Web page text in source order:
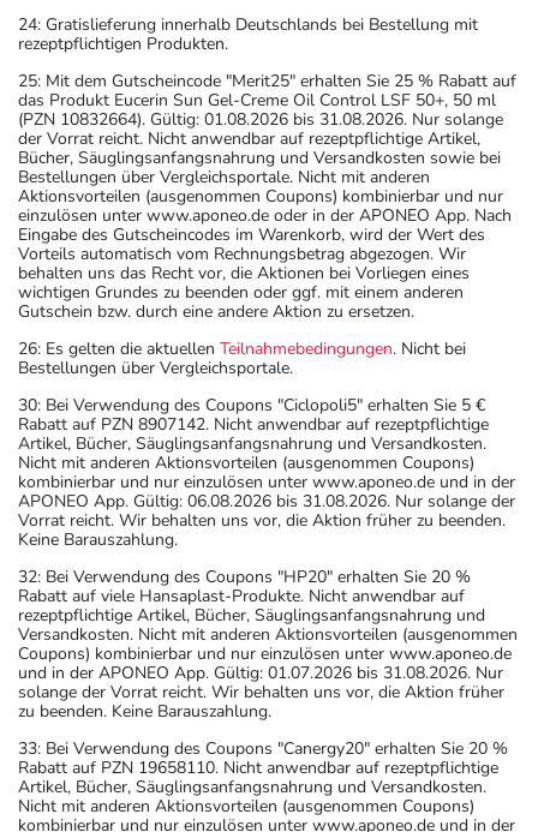
24: Gratislieferung innerhalb Deutschlands bei Bestellung mit
rezeptpflichtigen Produkten.
25: Mit dem Gutscheincode "Merit25" erhalten Sie 25 % Rabatt auf
das Produkt Eucerin Sun Gel-Creme Oil Control LSF 50+, 50 ml
(PZN 10832664). Gültig: 01.08.2026 bis 31.08.2026. Nur solange
der Vorrat reicht. Nicht anwendbar auf rezeptpflichtige Artikel,
Bücher, Säuglingsanfangsnahrung und Versandkosten sowie bei
Bestellungen über Vergleichsportale. Nicht mit anderen
Aktionsvorteilen (ausgenommen Coupons) kombinierbar und nur
einzulösen unter www.aponeo.de oder in der APONEO App. Nach
Eingabe des Gutscheincodes im Warenkorb, wird der Wert des
Vorteils automatisch vom Rechnungsbetrag abgezogen. Wir
behalten uns das Recht vor, die Aktionen bei Vorliegen eines
wichtigen Grundes zu beenden oder ggf. mit einem anderen
Gutschein bzw. durch eine andere Aktion zu ersetzen.
26: Es gelten die aktuellen Teilnahmebedingungen. Nicht bei
Bestellungen über Vergleichsportale.
30: Bei Verwendung des Coupons "Ciclopoli5" erhalten Sie 5 €
Rabatt auf PZN 8907142. Nicht anwendbar auf rezeptpflichtige
Artikel, Bücher, Säuglingsanfangsnahrung und Versandkosten.
Nicht mit anderen Aktionsvorteilen (ausgenommen Coupons)
kombinierbar und nur einzulösen unter www.aponeo.de und in der
APONEO App. Gültig: 06.08.2026 bis 31.08.2026. Nur solange der
Vorrat reicht. Wir behalten uns vor, die Aktion früher zu beenden.
Keine Barauszahlung.
32: Bei Verwendung des Coupons "HP20" erhalten Sie 20 %
Rabatt auf viele Hansaplast-Produkte. Nicht anwendbar auf
rezeptpflichtige Artikel, Bücher, Säuglingsanfangsnahrung und
Versandkosten. Nicht mit anderen Aktionsvorteilen (ausgenommen
Coupons) kombinierbar und nur einzulösen unter www.aponeo.de
und in der APONEO App. Gültig: 01.07.2026 bis 31.08.2026. Nur
solange der Vorrat reicht. Wir behalten uns vor, die Aktion früher
zu beenden. Keine Barauszahlung.
33: Bei Verwendung des Coupons "Canergy20" erhalten Sie 20 %
Rabatt auf PZN 19658110. Nicht anwendbar auf rezeptpflichtige
Artikel, Bücher, Säuglingsanfangsnahrung und Versandkosten.
Nicht mit anderen Aktionsvorteilen (ausgenommen Coupons)
kombinierbar und nur einzulösen unter www.aponeo.de und in der